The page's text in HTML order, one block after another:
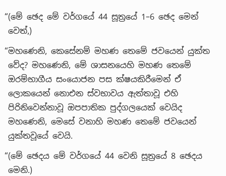
“(මේ ඡෙද මේ වර්ගයේ 44 සූත්‍රයේ 1–6 ඡෙද මෙන්
වෙත්,)
“මහණෙනි, කෙසේනම් මහණ තෙමේ ජවයෙන් යුක්ත
වේද? මහණෙනි, මේ ශාසනයෙහි මහණ තෙමේ
ඔරම්භාගීය සංයොජන පස ක්ෂයකිරීමෙන් ඒ
ලොකයෙන් නොඑන ස්වභාවය ඇත්තාවූ එහි
පිරිනිවෙන්නාවූ ඔපපාතික පුද්ගලයෙක් වෙයිද
මහණෙනි, මෙසේ වනාහි මහණ තෙමේ ජවයෙන්
යුක්තවූයේ වෙයි.
“(මේ ඡෙදය මේ වර්ගයේ 44 වෙනි සූත්‍රයේ 8 ඡෙදය
මෙනි.)